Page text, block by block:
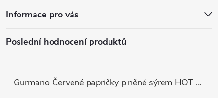
Informace pro vás
Poslední hodnocení produktů
Gurmano Červené papričky plněné sýrem HOT palivé, 290g